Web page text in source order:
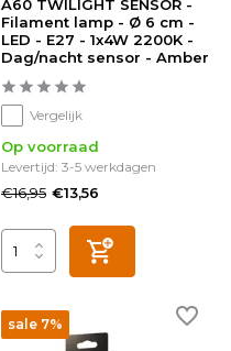
A60 TWILIGHT SENSOR -
Filament lamp - Ø 6 cm -
LED - E27 - 1x4W 2200K -
Dag/nacht sensor - Amber
Vergelijk
Op voorraad
Levertijd: 3-5 werkdagen
€16,95 €13,56
sale 7%